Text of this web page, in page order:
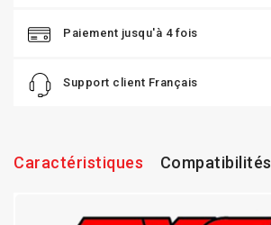
Paiement jusqu'à 4 fois
Support client Français
Caractéristiques Compatibilités